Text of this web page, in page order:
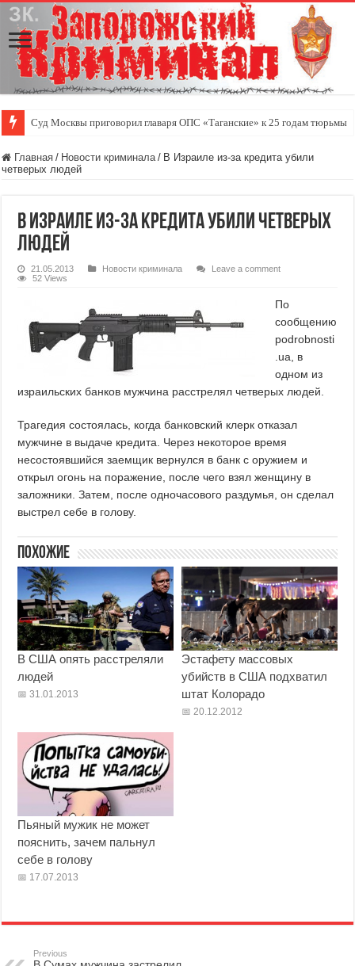
Суд Москвы приговорил главаря ОПС «Таганские» к 25 годам тюрьмы
Главная / Новости криминала / В Израиле из-за кредита убили
четверых людей
В Израиле из-за кредита убили четверых
людей
21.05.2013 Новости криминала
Leave a comment
52 Views
По
сообщению
podrobnosti
.ua, в
одном из
израильских банков мужчина расстрелял четверых людей.
Трагедия состоялась, когда банковский клерк отказал
мужчине в выдаче кредита. Через некоторое время
несостоявшийся заемщик вернулся в банк с оружием и
открыл огонь на поражение, после чего взял женщину в
заложники. Затем, после одночасового раздумья, он сделал
выстрел себе в голову.
Похожие
В США опять расстреляли
людей
31.01.2013
Эстафету массовых
убийств в США подхватил
штат Колорадо
20.12.2012
Пьяный мужик не может
пояснить, зачем пальнул
себе в голову
17.07.2013
Previous